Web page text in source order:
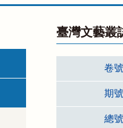
臺灣文藝叢
卷號
期號
總號